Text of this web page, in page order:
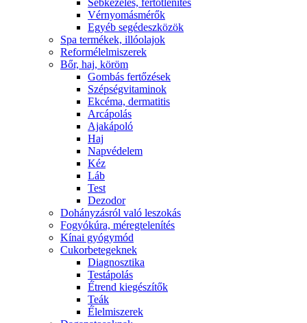
Sebkezelés, fertőtlenítés
Vérnyomásmérők
Egyéb segédeszközök
Spa termékek, illóolajok
Reformélelmiszerek
Bőr, haj, köröm
Gombás fertőzések
Szépségvitaminok
Ekcéma, dermatitis
Arcápolás
Ajakápoló
Haj
Napvédelem
Kéz
Láb
Test
Dezodor
Dohányzásról való leszokás
Fogyókúra, méregtelenítés
Kínai gyógymód
Cukorbetegeknek
Diagnosztika
Testápolás
É́trend kiegészítők
Teák
É́lelmiszerek